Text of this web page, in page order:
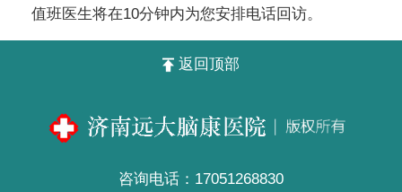
值班医生将在10分钟内为您安排电话回访。
返回顶部
咨询电话： 17051268830